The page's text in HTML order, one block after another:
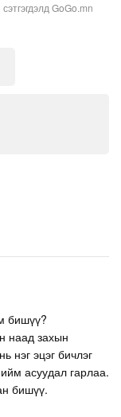
GoGo.mn
бишүү?
наад захын
нэг эцэг бичлэг
асуудал гарлаа.
бишүү.